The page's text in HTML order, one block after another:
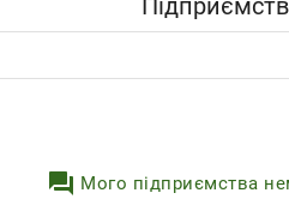
question_answer Мого підприємства